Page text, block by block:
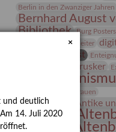
Berlin in den Zwanziger Jahren
Bernhard August
Bibliothek
Burg
Der Blaue Reiter
Entartete Kunst
estrusker
frauen
Frauen in der Antike
Gerhard-
Gerhard
×
und deutlich
14. Juli 2020